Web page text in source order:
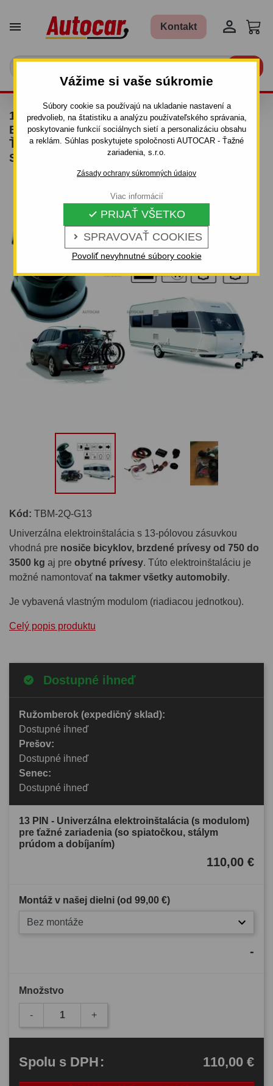
Vážime si vaše súkromie
Súbory cookie sa používajú na ukladanie nastavení a
predvolieb, na štatistiku a analýzu používateľského správania,
poskytovanie funkcií sociálnych sietí a personalizáciu obsahu
a reklám. Súhlas poskytujete spoločnosti AUTOCAR - Ťažné
zariadenia, s.r.o.
Zásady ochrany súkromných údajov
 SPRAVOVAŤ COOKIES
 PRIJAŤ VŠETKO
Povoliť nevyhnutné súbory cookie
Viac informácií
 Kontakt 
13 PIN - UNIVERZÁLNA
ELEKTROINŠTALÁCIA (S MODULOM) PRE
ŤAŽNÉ ZARIADENIA (SO SPIATOČKOU,
STÁLYM PRÚDOM A DOBÍJANÍM)
Kód: TBM-2Q-G13
Univerzálna elektroinštalácia s 13-pólovou zásuvkou
vhodná pre nosiče bicyklov, brzdené prívesy od 750 do
3500 kg aj pre obytné prívesy. Túto elektroinštaláciu je
možné namontovať na takmer všetky automobily.
Je vybavená vlastným modulom (riadiacou jednotkou).
Celý popis produktu
Dostupné ihneď
Ružomberok (expedičný sklad):
Dostupné ihneď
Prešov:
Dostupné ihneď
Senec:
Dostupné ihneď
13 PIN - Univerzálna elektroinštalácia (s modulom)
pre ťažné zariadenia (so spiatočkou, stálym
prúdom a dobíjaním)
110,00 €
Montáž v našej dielni (od 99,00 €)
Bez montáže
-
Množstvo
- +
Spolu s DPH: 110,00 €